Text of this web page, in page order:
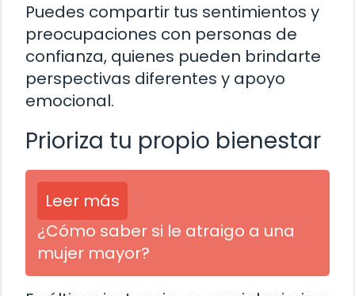
Puedes compartir tus sentimientos y
preocupaciones con personas de
confianza, quienes pueden brindarte
perspectivas diferentes y apoyo
emocional.
Prioriza tu propio bienestar
Leer más
¿Cómo saber si le atraigo a una
mujer mayor?